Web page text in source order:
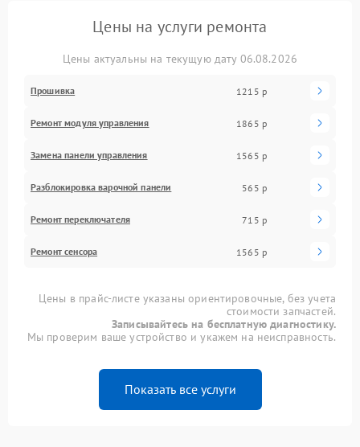
Цены на услуги ремонта
Цены актуальны на текущую дату 06.08.2026
Прошивка 1215 р
Ремонт модуля управления 1865 р
Замена панели управления 1565 р
Разблокировка варочной панели 565 р
Ремонт переключателя 715 р
Ремонт сенсора 1565 р
Цены в прайс-листе указаны ориентировочные, без учета
стоимости запчастей.
Записывайтесь на бесплатную диагностику.
Мы проверим ваше устройство и укажем на неисправность.
Показать все услуги